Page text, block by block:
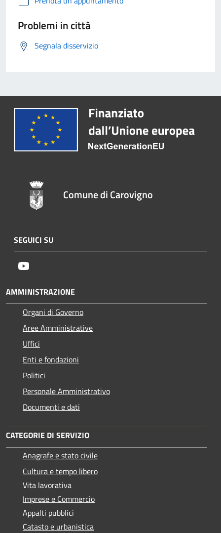
Problemi in città
Segnala disservizio
Comune di Carovigno
SEGUICI SU
AMMINISTRAZIONE
Organi di Governo
Aree Amministrative
Uffici
Enti e fondazioni
Politici
Personale Amministrativo
Documenti e dati
CATEGORIE DI SERVIZIO
Anagrafe e stato civile
Cultura e tempo libero
Vita lavorativa
Imprese e Commercio
Appalti pubblici
Catasto e urbanistica